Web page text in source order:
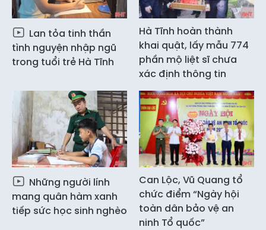
Lan tỏa tinh thần
tình nguyện nhập ngũ
trong tuổi trẻ Hà Tĩnh
Hà Tĩnh hoàn thành
khai quật, lấy mẫu 774
phần mộ liệt sĩ chưa
xác định thông tin
Những người lính
mang quân hàm xanh
tiếp sức học sinh nghèo
Can Lộc, Vũ Quang tổ
chức điểm “Ngày hội
toàn dân bảo vệ an
ninh Tổ quốc”